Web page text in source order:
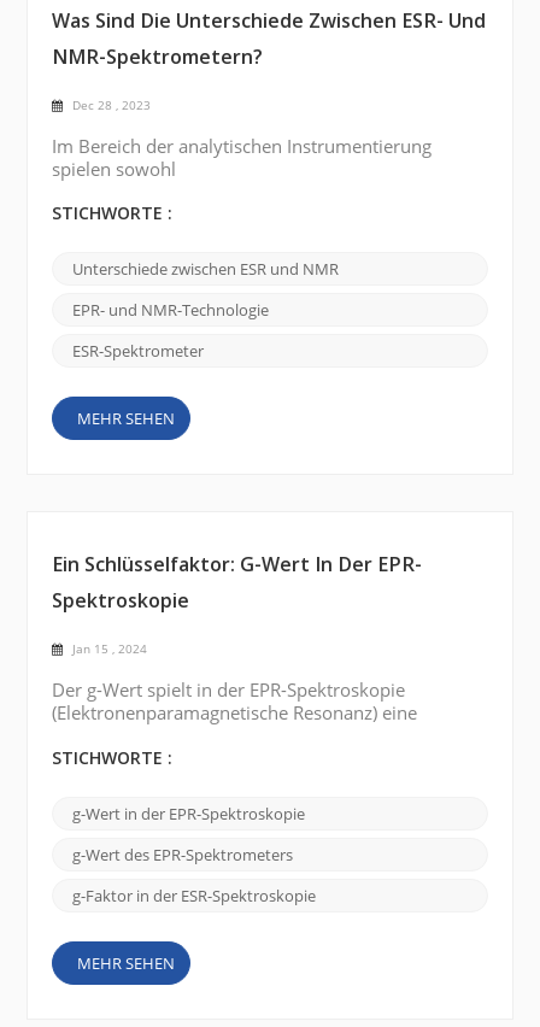
Was Sind Die Unterschiede Zwischen ESR- Und
NMR-Spektrometern?
Dec 28 , 2023
Im Bereich der analytischen Instrumentierung
spielen sowohl
Kernspinresonanzspektrometer (NMR) eine wichtige
gibt es erhebliche Unterschiede zwischen den
Elektronenspinresonanzspektrometer (ESR) werden
Elektronen innerhalb...
STICHWORTE :
Unterschiede zwischen ESR und NMR
EPR- und NMR-Technologie
ESR-Spektrometer
MEHR SEHEN
Ein Schlüsselfaktor: G-Wert In Der EPR-
Spektroskopie
Jan 15 , 2024
Der g-Wert spielt in der EPR-Spektroskopie
(Elektronenparamagnetische Resonanz) eine
elektronischen Struktur und der magnetischen
sprechen wir über den Schlüsselfaktor der EPR-
Spektroskopie: den g-Wert (g-Faktor). Der g-Wert
ist eine dimensionslose Größe, die eine
STICHWORTE :
g-Wert in der EPR-Spektroskopie
g-Wert des EPR-Spektrometers
g-Faktor in der ESR-Spektroskopie
MEHR SEHEN